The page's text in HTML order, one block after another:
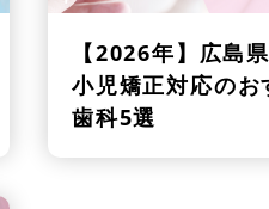
【2026年】 広島
小児矯正対応のお
歯科5選